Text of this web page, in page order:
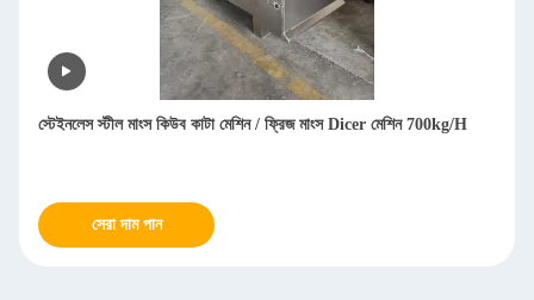
স্টীল মাংস কিউব কাটা মেশিন / ফ্রিজ মাংস Dicer মেশিন 700kg/H
সেরা দাম পান